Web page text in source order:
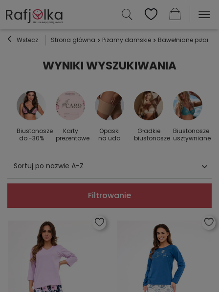
Wstecz Strona główna Piżamy damskie Bawełniane
WYNIKI WYSZUKIWANIA
Biustonosze
do -30%
Karty
prezentowe
Opaski
na uda
Gładkie
biustonosze
Biustonosze
usztywniane
Sortuj po nazwie A-Z
Filtrowanie